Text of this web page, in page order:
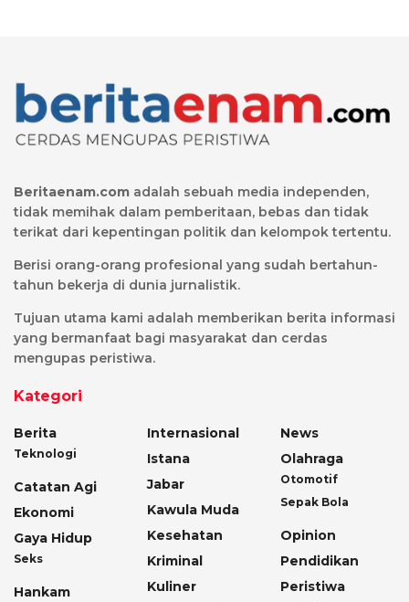
Beritaenam.com adalah sebuah media independen,
tidak memihak dalam pemberitaan, bebas dan tidak
terikat dari kepentingan politik dan kelompok tertentu.
Berisi orang-orang profesional yang sudah bertahun-
tahun bekerja di dunia jurnalistik.
Tujuan utama kami adalah memberikan berita informasi
yang bermanfaat bagi masyarakat dan cerdas
mengupas peristiwa.
Kategori
Berita
Teknologi
Catatan Agi
Ekonomi
Gaya Hidup
Seks
Hankam
Internasional
Istana
Jabar
Kawula Muda
Kesehatan
Kriminal
Kuliner
News
Olahraga
Otomotif
Sepak Bola
Opinion
Pendidikan
Peristiwa